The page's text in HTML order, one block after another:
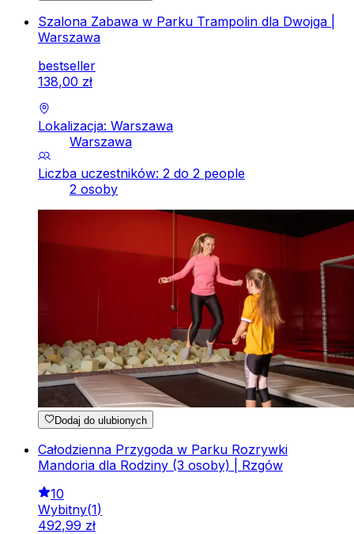
Szalona Zabawa w Parku Trampolin dla Dwojga |
Warszawa
bestseller
138,00 zł
Lokalizacja: Warszawa
Warszawa
Liczba uczestników: 2 do 2 people
2 osoby
Dodaj do ulubionych
Całodzienna Przygoda w Parku Rozrywki
Mandoria dla Rodziny (3 osoby) | Rzgów
10
Wybitny(1)
492,99 zł